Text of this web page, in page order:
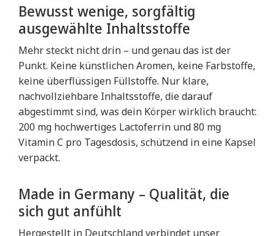
Bewusst wenige, sorgfältig
ausgewählte Inhaltsstoffe
Mehr steckt nicht drin – und genau das ist der
Punkt. Keine künstlichen Aromen, keine Farbstoffe,
keine überflüssigen Füllstoffe. Nur klare,
nachvollziehbare Inhaltsstoffe, die darauf
abgestimmt sind, was dein Körper wirklich braucht:
200 mg hochwertiges Lactoferrin und 80 mg
Vitamin C pro Tagesdosis, schützend in eine Kapsel
verpackt.
Made in Germany – Qualität, die
sich gut anfühlt
Hergestellt in Deutschland verbindet unser